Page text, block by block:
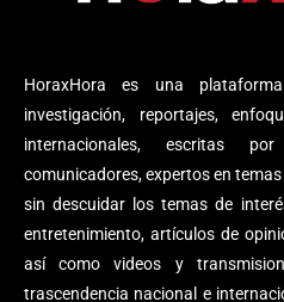
HoraxHora es una
investigación, reportajes,
internacionales, escritas
comunicadores, expertos en
sin descuidar los temas de
entretenimiento, artículos de
así como videos y
trascendencia nacional e